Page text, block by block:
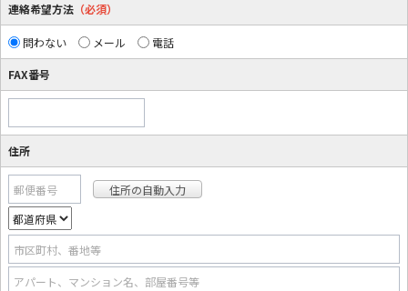
連絡希望方法 （必須）
問わない メール 電話
FAX番号
住所
郵便番号
市区町村、番地等
アパート、マンション名、部屋番号等